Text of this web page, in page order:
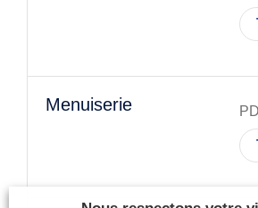
Menuiserie